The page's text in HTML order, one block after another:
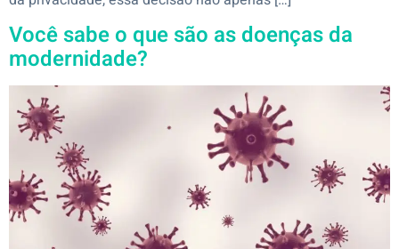
Você sabe o que são as doenças da
modernidade?